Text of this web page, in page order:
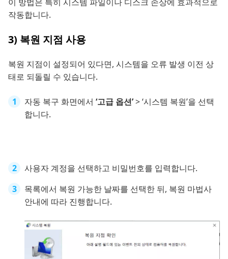
작동합니다.
3) 복원 지점 사용
복원 지점이 설정되어 있다면, 시스템을 오류 발생 이전 상
태로 되돌릴 수 있습니다.
자동 복구 화면에서 ‘고급 옵션’> ‘시스템 복원’을 선택
합니다.
사용자 계정을 선택하고 비밀번호를 입력합니다.
목록에서 복원 가능한 날짜를 선택한 뒤, 복원 마법사
안내에 따라 진행합니다.